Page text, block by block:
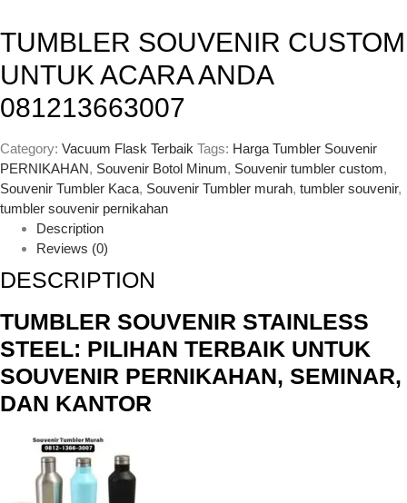
TUMBLER SOUVENIR CUSTOM
UNTUK ACARA ANDA
081213663007
Category: Vacuum Flask Terbaik Tags: Harga Tumbler Souvenir
PERNIKAHAN, Souvenir Botol Minum, Souvenir tumbler custom,
Souvenir Tumbler Kaca, Souvenir Tumbler murah, tumbler souvenir,
tumbler souvenir pernikahan
Description
Reviews (0)
DESCRIPTION
TUMBLER SOUVENIR STAINLESS
STEEL: PILIHAN TERBAIK UNTUK
SOUVENIR PERNIKAHAN, SEMINAR,
DAN KANTOR